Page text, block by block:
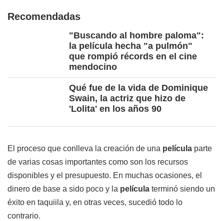
Recomendadas
"Buscando al hombre paloma":
la película hecha "a pulmón"
que rompió récords en el cine
mendocino
Qué fue de la vida de Dominique
Swain, la actriz que hizo de
'Lolita' en los años 90
El proceso que conlleva la creación de una película parte
de varias cosas importantes como son los recursos
disponibles y el presupuesto. En muchas ocasiones, el
dinero de base a sido poco y la película terminó siendo un
éxito en taquiila y, en otras veces, sucedió todo lo
contrario.